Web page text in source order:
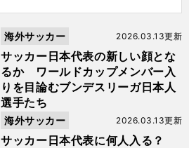
サッカー日本代表の新しい顔とな
るか ワールドカップメンバー入
りを目論むブンデスリーガ日本人
選手たち
2026.03.13更新
海外サッカー
サッカー日本代表に何人入る？
2026.03.13更新
海外サッカー